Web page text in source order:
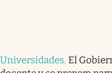
Universidades. El